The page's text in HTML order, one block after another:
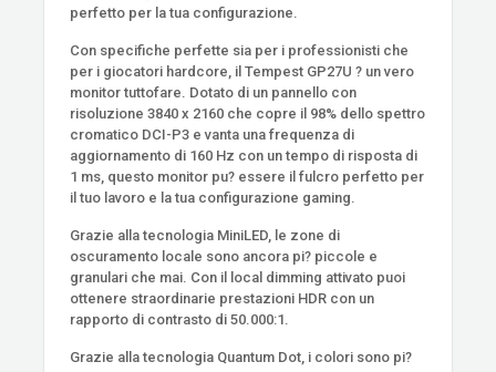
perfetto per la tua configurazione.
Con specifiche perfette sia per i professionisti che
per i giocatori hardcore, il Tempest GP27U ? un vero
monitor tuttofare. Dotato di un pannello con
risoluzione 3840 x 2160 che copre il 98% dello spettro
cromatico DCI-P3 e vanta una frequenza di
aggiornamento di 160 Hz con un tempo di risposta di
1 ms, questo monitor pu? essere il fulcro perfetto per
il tuo lavoro e la tua configurazione gaming.
Grazie alla tecnologia MiniLED, le zone di
oscuramento locale sono ancora pi? piccole e
granulari che mai. Con il local dimming attivato puoi
ottenere straordinarie prestazioni HDR con un
rapporto di contrasto di 50.000:1.
Grazie alla tecnologia Quantum Dot, i colori sono pi?